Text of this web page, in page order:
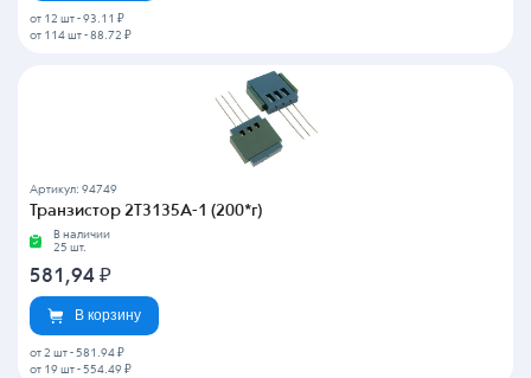
от 12 шт - 93.11 ₽
от 114 шт - 88.72 ₽
Артикул: 94749
Транзистор 2Т3135А-1 (200*г)
В наличии
25 шт.
581,94 ₽
В корзину
от 2 шт - 581.94 ₽
от 19 шт - 554.49 ₽